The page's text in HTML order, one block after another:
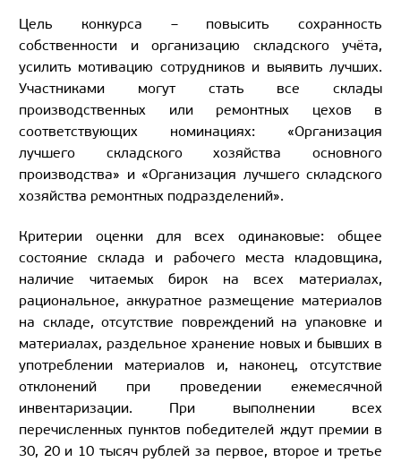
Цель конкурса – повысить сохранность
собственности и организацию складского учёта,
усилить мотивацию сотрудников и выявить лучших.
Участниками могут стать все склады
производственных или ремонтных цехов в
соответствующих номинациях: «Организация
лучшего складского хозяйства основного
производства» и «Организация лучшего складского
хозяйства ремонтных подразделений».
Критерии оценки для всех одинаковые: общее
состояние склада и рабочего места кладовщика,
наличие читаемых бирок на всех материалах,
рациональное, аккуратное размещение материалов
на складе, отсутствие повреждений на упаковке и
материалах, раздельное хранение новых и бывших в
употреблении материалов и, наконец, отсутствие
отклонений при проведении ежемесячной
инвентаризации. При выполнении всех
перечисленных пунктов победителей ждут премии в
30, 20 и 10 тысяч рублей за первое, второе и третье